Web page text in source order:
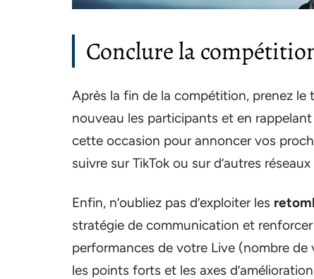
Conclure la
Après la fin de la compétition, prenez le
nouveau les participants et en
cette occasion pour annoncer vos
suivre sur TikTok ou sur d’autres
Enfin, n’oubliez pas d’exploiter les
stratégie de communication et
performances de votre Live (nombre
les points forts et les axes